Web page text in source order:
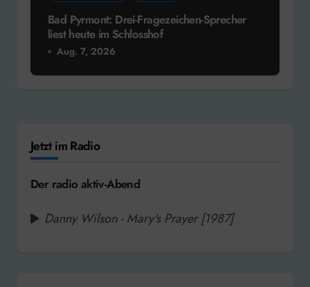
Bad Pyrmont: Drei-Fragezeichen-Sprecher
liest heute im Schlosshof
Aug. 7, 2026
Jetzt im Radio
Der radio aktiv-Abend
Danny Wilson - Mary's Prayer [1987]